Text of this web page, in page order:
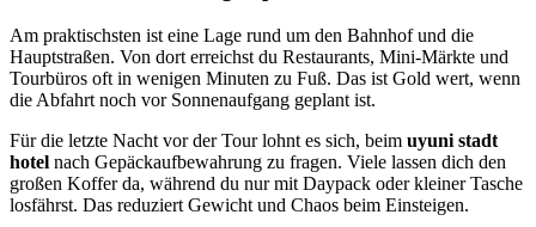
Am praktischsten ist eine Lage rund um den Bahnhof und die
Hauptstraßen. Von dort erreichst du Restaurants, Mini-Märkte und
Tourbüros oft in wenigen Minuten zu Fuß. Das ist Gold wert, wenn
die Abfahrt noch vor Sonnenaufgang geplant ist.
Für die letzte Nacht vor der Tour lohnt es sich, beim uyuni stadt
hotel nach Gepäckaufbewahrung zu fragen. Viele lassen dich den
großen Koffer da, während du nur mit Daypack oder kleiner Tasche
losfährst. Das reduziert Gewicht und Chaos beim Einsteigen.